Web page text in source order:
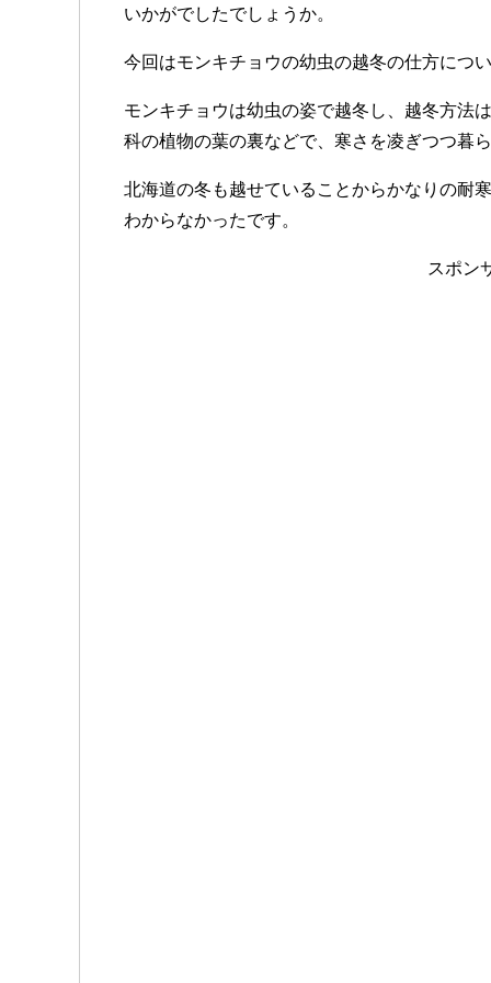
いかがでしたでしょうか。
今回はモンキチョウの幼虫の越冬の仕方につ
モンキチョウは幼虫の姿で越冬し、越冬方法
科の植物の葉の裏などで、寒さを凌ぎつつ暮
北海道の冬も越せていることからかなりの耐
わからなかったです。
スポン